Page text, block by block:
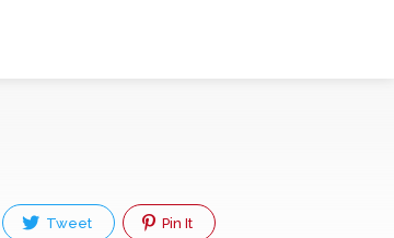
Tweet Pin It